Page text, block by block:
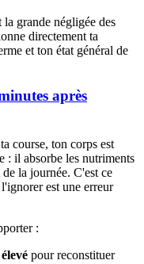
grande négligée des
directement ta
et ton état général de
après
course, ton corps est
: il absorbe les nutriments
la journée. C'est ce
l'ignorer est une erreur
:
pour reconstituer